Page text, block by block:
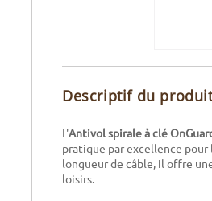
Descriptif du
L'Antivol spirale à clé
pratique par excellence
longueur de câble, il offre
loisirs.